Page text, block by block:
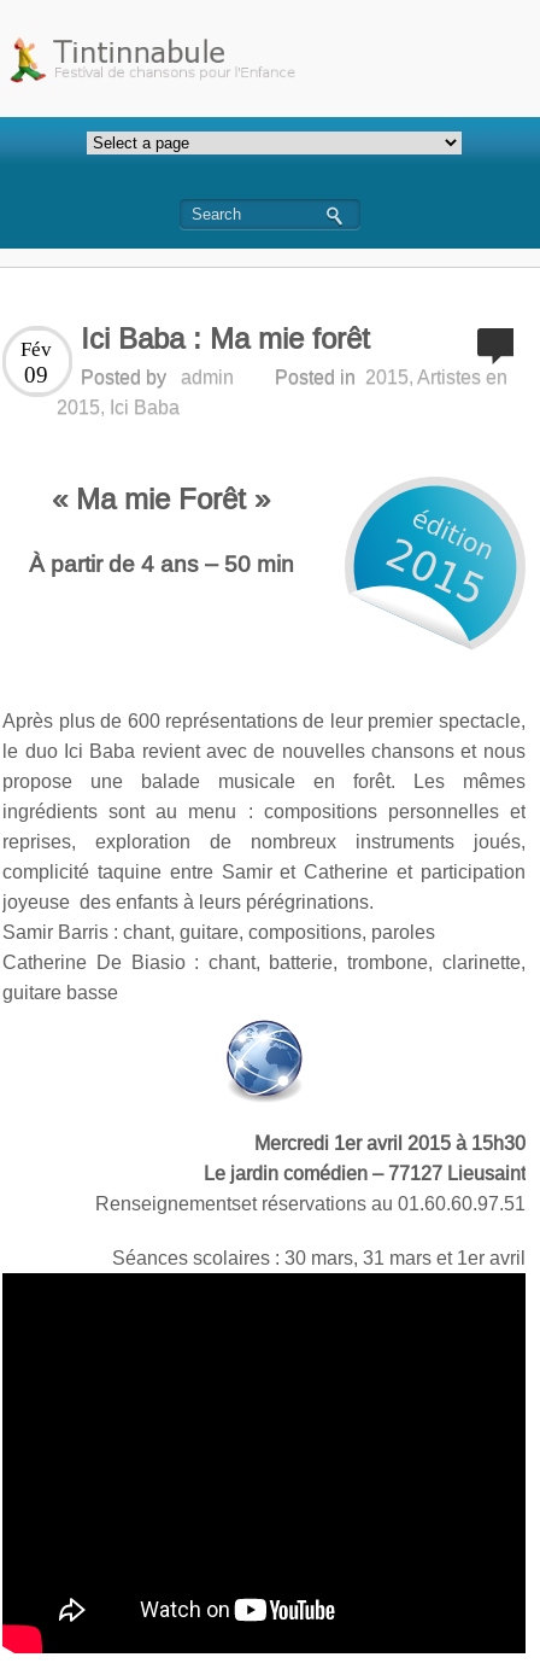
Ici Baba : Ma mie forêt
Fév
09 Posted by admin Posted in 2015,Artistes en
2015, Ici Baba
« Ma mie Forêt »
À partir de 4 ans – 50 min
Après plus de 600 représentations de leur premier spectacle,
le duo Ici Baba revient avec de nouvelles chansons et nous
propose une balade musicale en forêt. Les mêmes
ingrédients sont au menu : compositions personnelles et
reprises, exploration de nombreux instruments joués,
complicité taquine entre Samir et Catherine et participation
joyeuse des enfants à leurs pérégrinations.
Samir Barris : chant, guitare, compositions, paroles
Catherine De Biasio : chant, batterie, trombone, clarinette,
guitare basse
Mercredi 1er avril 2015 à 15h30
Le jardin comédien – 77127 Lieusaint
Renseignementset réservations au 01.60.60.97.51
Séances scolaires : 30 mars, 31 mars et 1er avril